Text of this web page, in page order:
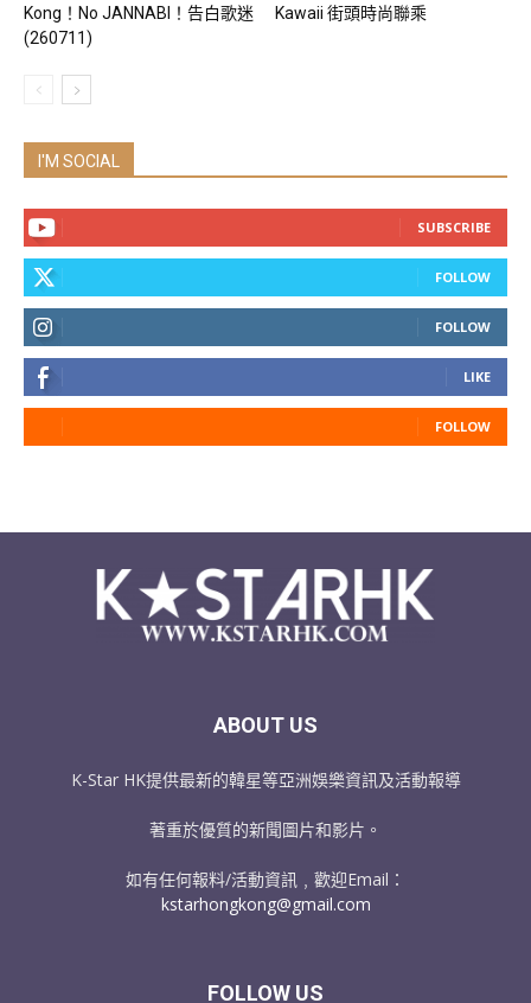
Kong！No JANNABI！告白歌迷
(260711)
Kawaii 街頭時尚聯乘
I'M SOCIAL
SUBSCRIBE
FOLLOW
FOLLOW
LIKE
FOLLOW
ABOUT US
K-Star HK提供最新的韓星等亞洲娛樂資訊及活動報導
著重於優質的新聞圖片和影片。
如有任何報料/活動資訊﹐歡迎Email：
kstarhongkong@gmail.com
FOLLOW US